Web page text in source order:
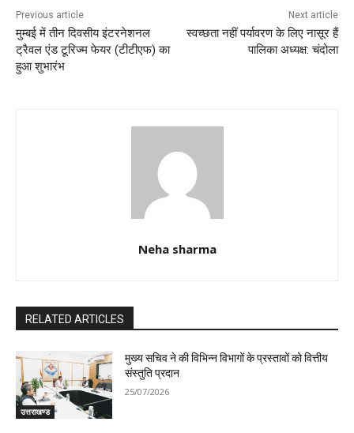
k
Previous article
मुम्बई में तीन दिवसीय इंटरनेशनल
ट्रैवल एंड टूरिज्म फेयर (टीटीएफ) का
हुआ शुभारंभ
Next article
स्वच्छता नहीं पर्यावरण के लिए नासूर हैं
पालिका अध्यक्ष: चंदोला
Neha sharma
RELATED ARTICLES
उत्तराखण्ड
मुख्य सचिव ने की विभिन्न विभागों के प्रस्तावों को वित्तीय
संस्तुति प्रदान
25/07/2026